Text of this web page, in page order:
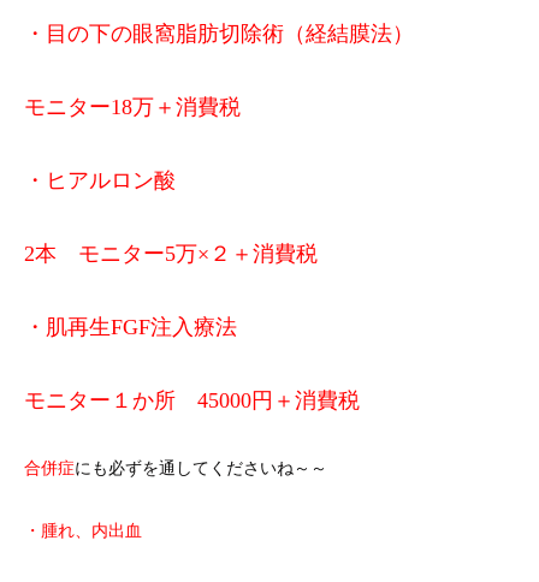
・目の下の眼窩脂肪切除術（経結膜法）
モニター18万＋消費税
・ヒアルロン酸
2本 モニター5万×２＋消費税
・肌再生FGF注入療法
モニター１か所 45000円＋消費税
合併症にも必ずを通してくださいね～～
・腫れ、内出血